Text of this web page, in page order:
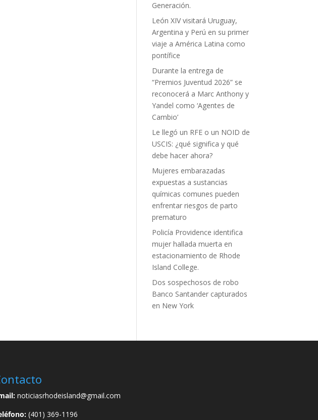
Generación.
León XIV visitará Uruguay,
Argentina y Perú en su primer
viaje a América Latina como
pontífice
Durante la entrega de
“Premios Juventud 2026” se
reconocerá a Marc Anthony y
Yandel como ‘Agentes de
Cambio’
Le llegó un RFE o un NOID de
USCIS: ¿qué significa y qué
debe hacer ahora?
Mujeres embarazadas
expuestas a sustancias
químicas comunes pueden
enfrentar riesgos de parto
prematuro
Policía Providence identifica
mujer hallada muerta en
estacionamiento de Rhode
Island College.
Dos sospechosos de robo
Banco Santander capturados
en New York
noticiasrhodeisland@gmail.com
(401) 369-1196